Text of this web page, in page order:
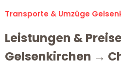
Transporte & Umzüge
Leistungen &
Gelsenkirchen →